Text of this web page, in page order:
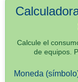
Calcule el
de equipos.
Moneda